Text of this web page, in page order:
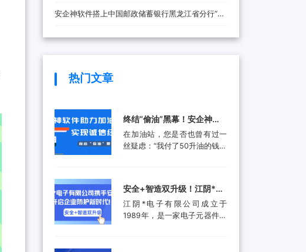
安全防线
安企神软件搭上中国邮政储蓄银行黑龙江省分行“快
车”，将带来哪些改变？
热门文章
终结“偷油”黑幕！安企神软
件助力加油站实现诚信经
营，挽回消费者信任
在加油站，您是否也曾有过一
丝疑虑：“我付了50升油的钱，
件等高科技手段偷油偷税的行
为屡被曝光，不仅让消费者蒙
受经济损失，更严重侵蚀了行
安全+智造双升级！江阴*电
子有限公司携手安企神开启
企业防护新时代！
江阴*电子有限公司成立于
1989年，是一家电子元器件集